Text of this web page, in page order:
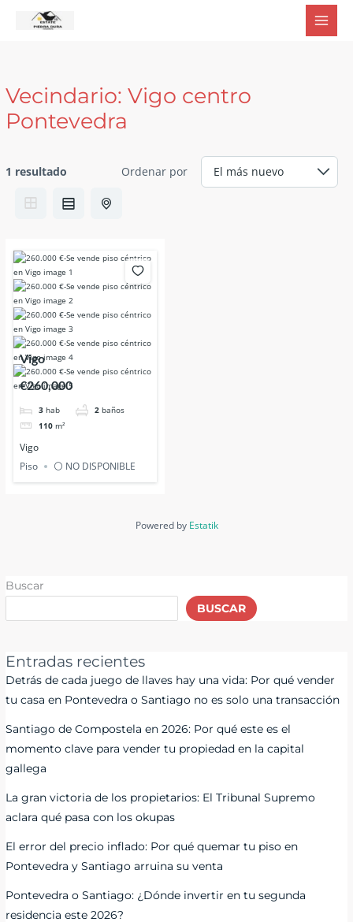
Vecindario:Vigo centro
Pontevedra
1 resultado Ordenar por
Vigo
€260,000
3 hab 2 baños
110 m²
Vigo
Piso
⚪ NO DISPONIBLE
Powered by Estatik
Buscar
BUSCAR
Entradas recientes
Detrás de cada juego de llaves hay una vida: Por qué vender
tu casa en Pontevedra o Santiago no es solo una transacción
Santiago de Compostela en 2026: Por qué este es el
momento clave para vender tu propiedad en la capital
gallega
La gran victoria de los propietarios: El Tribunal Supremo
aclara qué pasa con los okupas
El error del precio inflado: Por qué quemar tu piso en
Pontevedra y Santiago arruina su venta
Pontevedra o Santiago: ¿Dónde invertir en tu segunda
residencia este 2026?